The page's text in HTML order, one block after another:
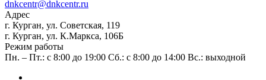
dnkcentr@dnkcentr.ru
Адрес
г. Курган, ул. Советская, 119
г. Курган, ул. К.Маркса, 106Б
Режим работы
Пн. – Пт.: с 8:00 до 19:00 Сб.: с 8:00 до 14:00 Вс.: выходной